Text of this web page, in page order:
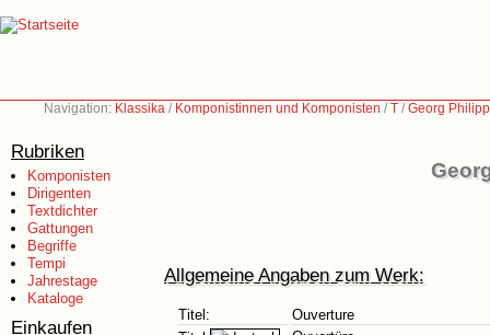
Navigation: Klassika / Komponistinnen und Komponisten /T /Georg
Rubriken
Komponisten
Dirigenten
Textdichter
Gattungen
Begriffe
Tempi
Jahrestage
Kataloge
Einkaufen
Allgemeine Angaben zum Werk:
Titel:
Ouverture